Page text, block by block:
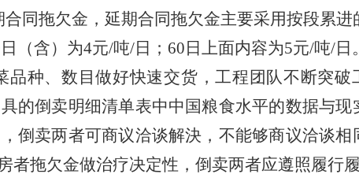
同拖欠金，延期合同拖欠金主要采用按段累进
（含）为4元/吨/日；60日上面内容为5元/吨/日
种、数目做好快速交货，工程团队不断突破
的倒卖明细清单表中中国粮食水平的数据与现
倒卖两者可商议洽谈解決，不能够商议洽谈相
拖欠金做治疗决定性，倒卖两者应遵照履行